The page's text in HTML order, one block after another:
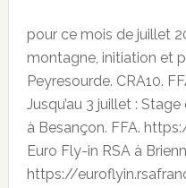
pour ce mois de juillet
montagne, initiation et
Peyresourde. CRA10.
Jusqu’au 3 juillet :
à Besançon. FFA.
Euro Fly-in RSA à
https://